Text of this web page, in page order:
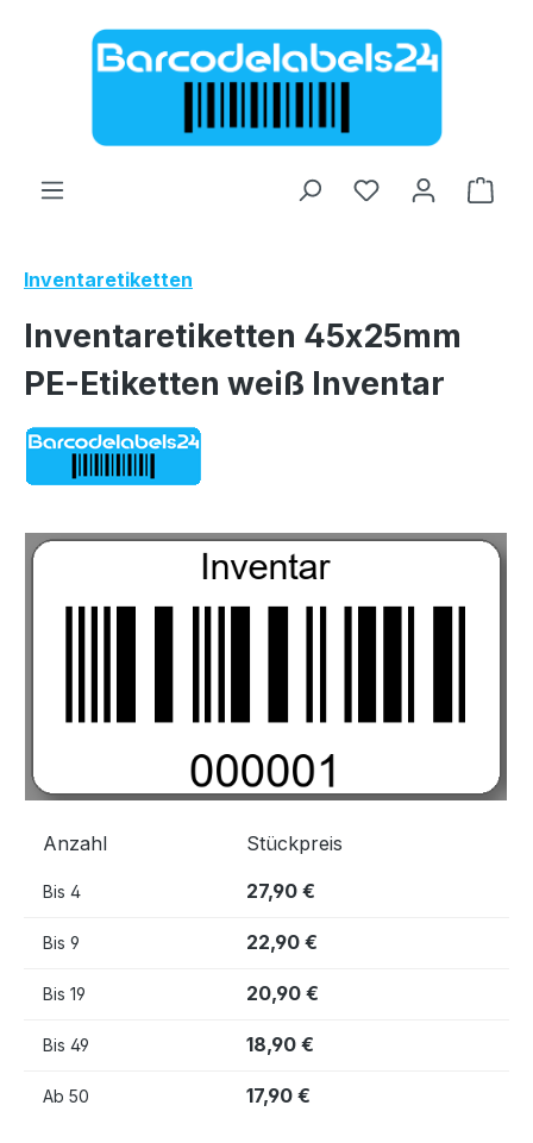
Zum Hauptinhalt springen
Inventaretiketten
Inventaretiketten 45x25mm
PE-Etiketten weiß Inventar
Bildergalerie überspringen
Anzahl Stückpreis
Bis 4 27,90 €
Bis 9 22,90 €
Bis 19 20,90 €
Bis 49 18,90 €
Ab 50 17,90 €